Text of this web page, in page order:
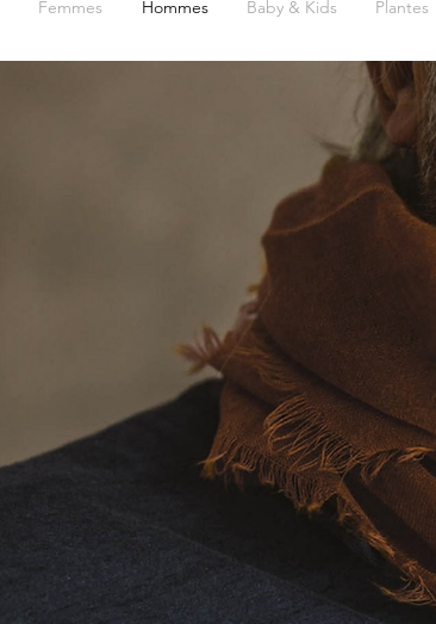
Femmes Hommes Baby & Kids Plantes